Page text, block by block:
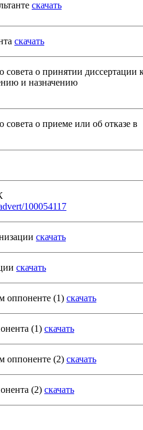
скачать
скачать
совета о принятии диссертации
и назначению
о приеме или об отказе в
100054117
скачать
скачать
оппоненте (1) скачать
(1) скачать
оппоненте (2) скачать
(2) скачать